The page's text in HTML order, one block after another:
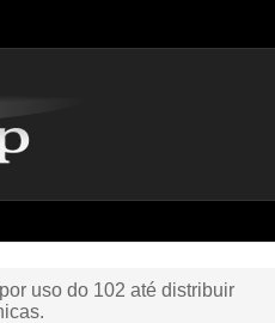
uso do 102 até distribuir